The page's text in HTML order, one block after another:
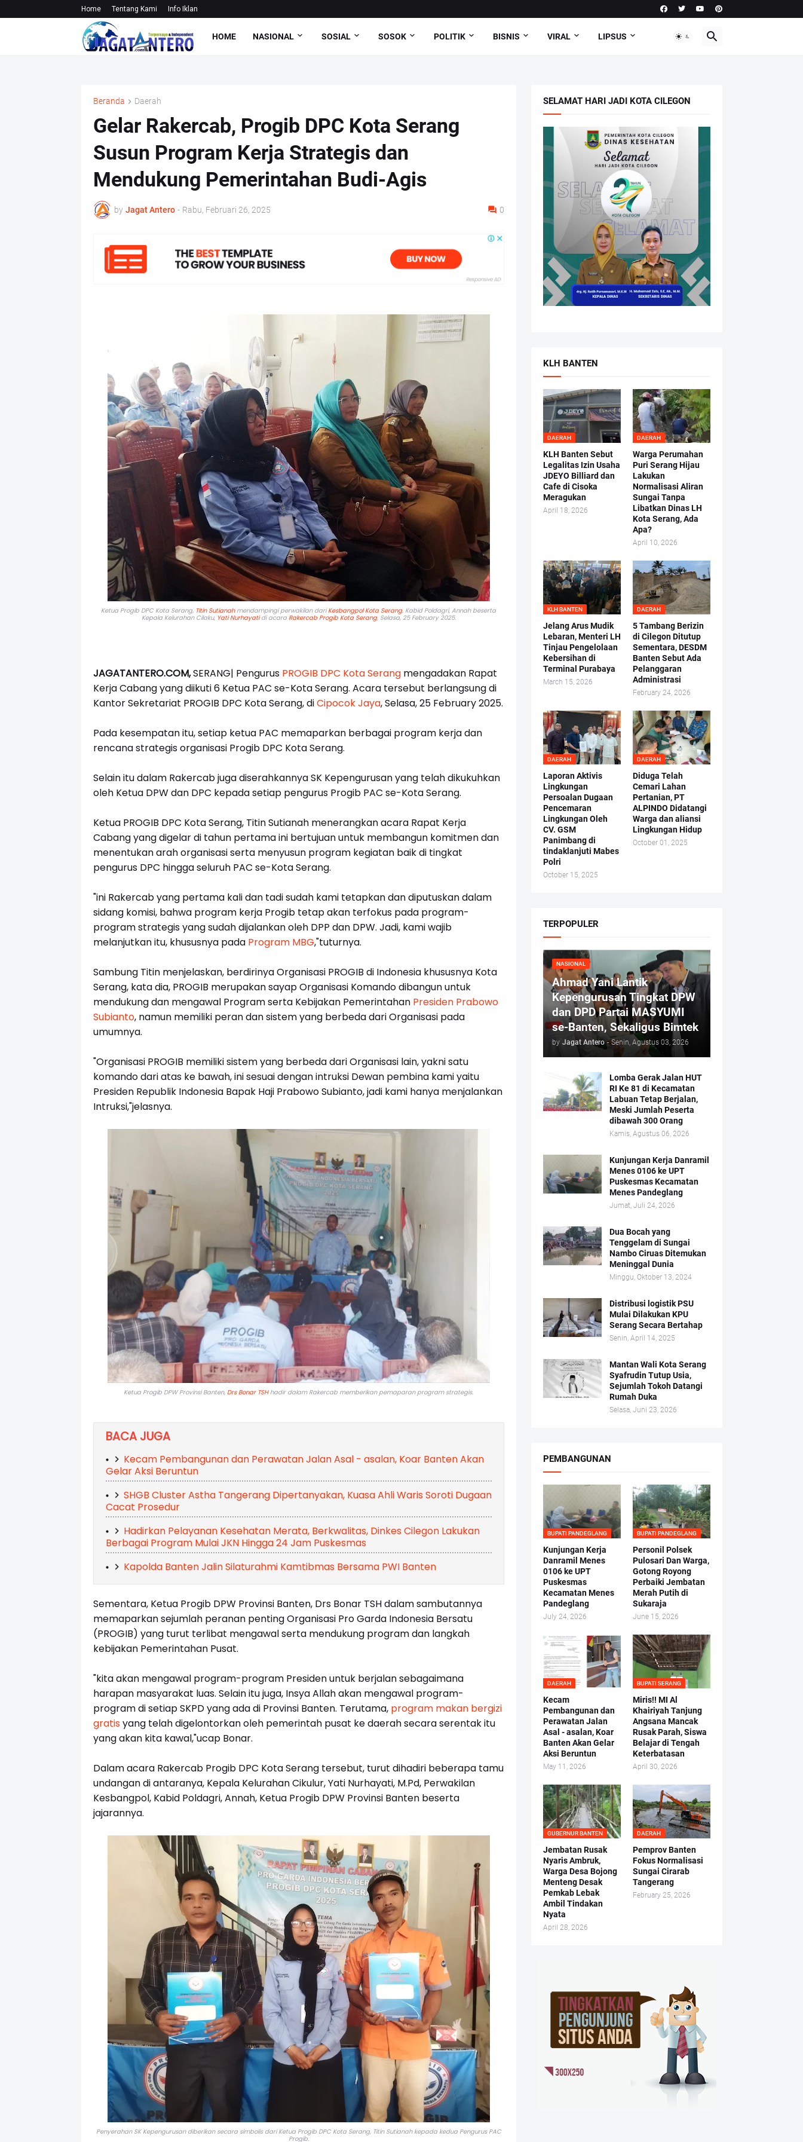
Home Tentang Kami Info Iklan
HOME NASIONAL SOSIAL SOSOK POLITIK BISNIS VIRAL LIPSUS
Beranda Daerah
Gelar Rakercab, Progib DPC Kota Serang
Susun Program Kerja Strategis dan
Mendukung Pemerintahan Budi-Agis
by Jagat Antero - Rabu, Februari 26, 2025 0
Ketua Progib DPC Kota Serang, Titin Sutianahmendampingi perwakilan dariKesbangpol Kota Serang, Kabid Poldagri, Annah beserta
Kepala Kelurahan Cilaku, Yati Nurhayatidi acara Rakercab Progib Kota Serang, Selasa, 25 February 2025.
JAGATANTERO.COM,SERANG| Pengurus PROGIB DPC Kota Serangmengadakan Rapat
Kerja Cabang yang diikuti 6 Ketua PAC se-Kota Serang. Acara tersebut berlangsung di
Kantor Sekretariat PROGIB DPC Kota Serang, diCipocok Jaya, Selasa, 25 February 2025.
Pada kesempatan itu, setiap ketua PAC memaparkan berbagai program kerja dan
rencana strategis organisasi Progib DPC Kota Serang.
Selain itu dalam Rakercab juga diserahkannya SK Kepengurusan yang telah dikukuhkan
oleh Ketua DPW dan DPC kepada setiap pengurus Progib PAC se-Kota Serang.
Ketua PROGIB DPC Kota Serang, Titin Sutianah menerangkan acara Rapat Kerja
Cabang yang digelar di tahun pertama ini bertujuan untuk membangun komitmen dan
menentukan arah organisasi serta menyusun program kegiatan baik di tingkat
pengurus DPC hingga seluruh PAC se-Kota Serang.
"ini Rakercab yang pertama kali dan tadi sudah kami tetapkan dan diputuskan dalam
sidang komisi, bahwa program kerja Progib tetap akan terfokus pada program-
program strategis yang sudah dijalankan oleh DPP dan DPW. Jadi, kami wajib
melanjutkan itu, khususnya pada Program MBG,"tuturnya.
Sambung Titin menjelaskan, berdirinya Organisasi PROGIB di Indonesia khususnya Kota
Serang, kata dia, PROGIB merupakan sayap Organisasi Komando dibangun untuk
mendukung dan mengawal Program serta Kebijakan Pemerintahan Presiden Prabowo
Subianto, namun memiliki peran dan sistem yang berbeda dari Organisasi pada
umumnya.
"Organisasi PROGIB memiliki sistem yang berbeda dari Organisasi lain, yakni satu
komando dari atas ke bawah, ini sesuai dengan intruksi Dewan pembina kami yaitu
Presiden Republik Indonesia Bapak Haji Prabowo Subianto, jadi kami hanya menjalankan
Intruksi,"jelasnya.
Ketua Progib DPW Provinsi Banten, Drs Bonar TSHhadir dalam Rakercab memberikan pemaparan program strategis.
BACA JUGA
Kecam Pembangunan dan Perawatan Jalan Asal - asalan, Koar Banten Akan
Gelar Aksi Beruntun
SHGB Cluster Astha Tangerang Dipertanyakan, Kuasa Ahli Waris Soroti Dugaan
Cacat Prosedur
Hadirkan Pelayanan Kesehatan Merata, Berkwalitas, Dinkes Cilegon Lakukan
Berbagai Program Mulai JKN Hingga 24 Jam Puskesmas
Kapolda Banten Jalin Silaturahmi Kamtibmas Bersama PWI Banten
Sementara, Ketua Progib DPW Provinsi Banten, Drs Bonar TSH dalam sambutannya
memaparkan sejumlah peranan penting Organisasi Pro Garda Indonesia Bersatu
(PROGIB) yang turut terlibat mengawal serta mendukung program dan langkah
kebijakan Pemerintahan Pusat.
"kita akan mengawal program-program Presiden untuk berjalan sebagaimana
harapan masyarakat luas. Selain itu juga, Insya Allah akan mengawal program-
program di setiap SKPD yang ada di Provinsi Banten. Terutama, program makan bergizi
gratisyang telah digelontorkan oleh pemerintah pusat ke daerah secara serentak itu
yang akan kita kawal,"ucap Bonar.
Dalam acara Rakercab Progib DPC Kota Serang tersebut, turut dihadiri beberapa tamu
undangan di antaranya, Kepala Kelurahan Cikulur, Yati Nurhayati, M.Pd, Perwakilan
Kesbangpol, Kabid Poldagri, Annah, Ketua Progib DPW Provinsi Banten beserta
jajarannya.
Penyerahan SK Kepengurusan diberikan secara simbolis dari Ketua Progib DPC Kota Serang, Titin Sutianah kepada kedua Pengurus PAC
Progib.
SELAMAT HARI JADI KOTA CILEGON
KLH BANTEN
DAERAH
KLH Banten Sebut
Legalitas Izin Usaha
JDEYO Billiard dan
Cafe di Cisoka
Meragukan
April 18, 2026
DAERAH
Warga Perumahan
Puri Serang Hijau
Lakukan
Normalisasi Aliran
Sungai Tanpa
Libatkan Dinas LH
Kota Serang, Ada
Apa?
April 10, 2026
KLH BANTEN
Jelang Arus Mudik
Lebaran, Menteri LH
Tinjau Pengelolaan
Kebersihan di
Terminal Purabaya
March 15, 2026
DAERAH
5 Tambang Berizin
di Cilegon Ditutup
Sementara, DESDM
Banten Sebut Ada
Pelanggaran
Administrasi
February 24, 2026
DAERAH
Laporan Aktivis
Lingkungan
Persoalan Dugaan
Pencemaran
Lingkungan Oleh
CV. GSM
Panimbang di
tindaklanjuti Mabes
Polri
October 15, 2025
DAERAH
Diduga Telah
Cemari Lahan
Pertanian, PT
ALPINDO Didatangi
Warga dan aliansi
Lingkungan Hidup
October 01, 2025
TERPOPULER
NASIONAL
Ahmad Yani Lantik
Kepengurusan Tingkat DPW
dan DPD Partai MASYUMI
se-Banten, Sekaligus Bimtek
by Jagat Antero - Senin, Agustus 03, 2026
Lomba Gerak Jalan HUT
RI Ke 81 di Kecamatan
Labuan Tetap Berjalan,
Meski Jumlah Peserta
dibawah 300 Orang
Kamis, Agustus 06, 2026
Kunjungan Kerja Danramil
Menes 0106 ke UPT
Puskesmas Kecamatan
Menes Pandeglang
Jumat, Juli 24, 2026
Dua Bocah yang
Tenggelam di Sungai
Nambo Ciruas Ditemukan
Meninggal Dunia
Minggu, Oktober 13, 2024
Distribusi logistik PSU
Mulai Dilakukan KPU
Serang Secara Bertahap
Senin, April 14, 2025
Mantan Wali Kota Serang
Syafrudin Tutup Usia,
Sejumlah Tokoh Datangi
Rumah Duka
Selasa, Juni 23, 2026
PEMBANGUNAN
BUPATI PANDEGLANG
Kunjungan Kerja
Danramil Menes
0106 ke UPT
Puskesmas
Kecamatan Menes
Pandeglang
July 24, 2026
BUPATI PANDEGLANG
Personil Polsek
Pulosari Dan Warga,
Gotong Royong
Perbaiki Jembatan
Merah Putih di
Sukaraja
June 15, 2026
DAERAH
Kecam
Pembangunan dan
Perawatan Jalan
Asal - asalan, Koar
Banten Akan Gelar
Aksi Beruntun
May 11, 2026
BUPATI SERANG
Miris!! MI Al
Khairiyah Tanjung
Angsana Mancak
Rusak Parah, Siswa
Belajar di Tengah
Keterbatasan
April 30, 2026
GUBERNUR BANTEN
Jembatan Rusak
Nyaris Ambruk,
Warga Desa Bojong
Menteng Desak
Pemkab Lebak
Ambil Tindakan
Nyata
April 28, 2026
DAERAH
Pemprov Banten
Fokus Normalisasi
Sungai Cirarab
Tangerang
February 25, 2026